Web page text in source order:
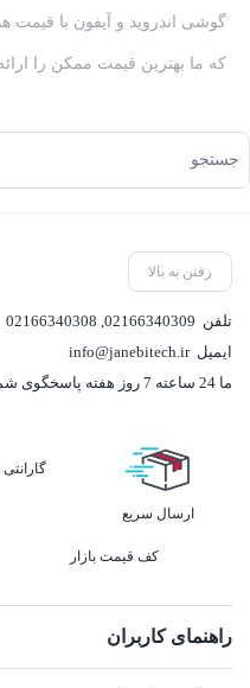
گوشی اندروید و آیفون با قیمت
که ما بهترین قیمت ممکن را
رفتن به بالا
تلفن 02166340309
,
02166340308
ایمیلinfo@janebitech.ir
ما 24 ساعته 7 روز هفته پاسخگوی شما هستیم.
ارسال سریع
کف قیمت بازار
راهنمای کاربران